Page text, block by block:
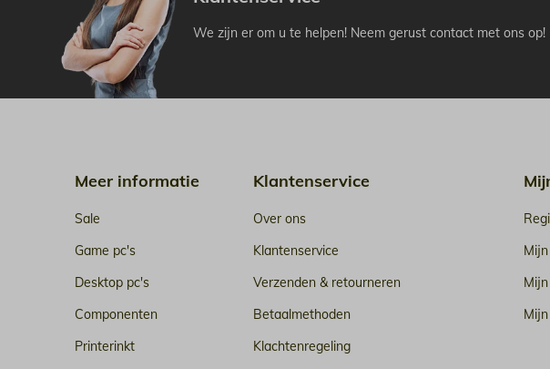
We zijn er om u te helpen! Neem gerust contact met ons op!
Meer informatie
Sale
Game pc's
Desktop pc's
Componenten
Printerinkt
Klantenservice
Over ons
Klantenservice
Verzenden & retourneren
Betaalmethoden
Klachtenregeling